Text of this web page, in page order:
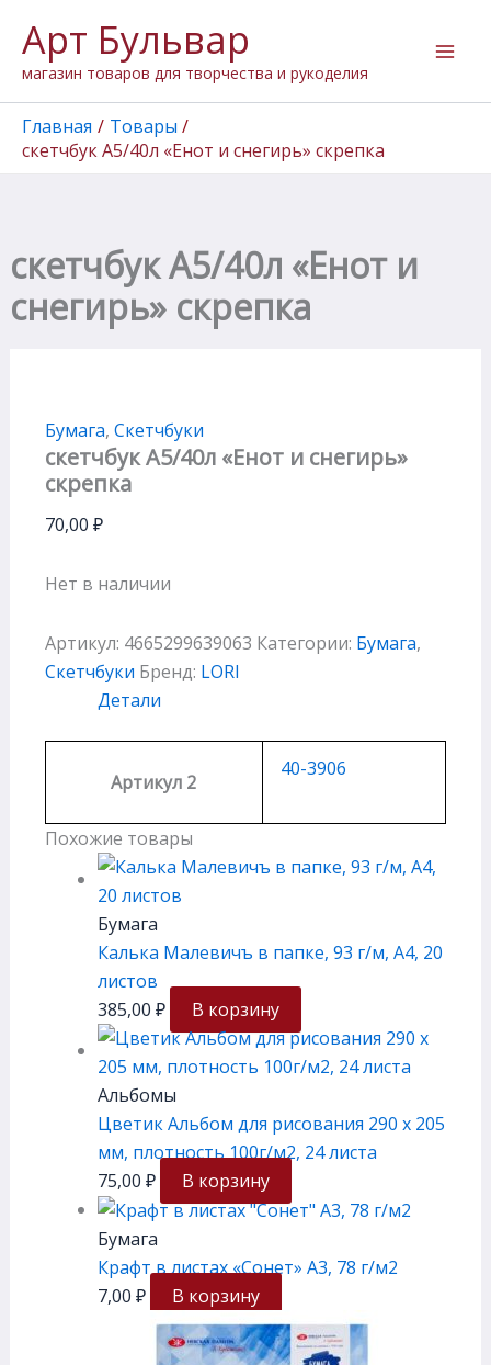
содержимому
Арт Бульвар
магазин товаров для творчества и рукоделия
Главная
Товары
скетчбук А5/40л «Енот и снегирь» скрепка
скетчбук А5/40л «Енот и
снегирь» скрепка
Бумага, Скетчбуки
скетчбук А5/40л «Енот и снегирь»
скрепка
70,00 ₽
Нет в наличии
Артикул: 4665299639063 Категории: Бумага,
Скетчбуки Бренд: LORI
Детали
Артикул 2
40-3906
Похожие товары
Бумага
Калька Малевичъ в папке, 93 г/м, А4, 20
листов
385,00 ₽ В корзину
Альбомы
Цветик Альбом для рисования 290 х 205
мм, плотность 100г/м2, 24 листа
75,00 ₽ В корзину
Бумага
Крафт в листах «Сонет» А3, 78 г/м2
7,00 ₽ В корзину